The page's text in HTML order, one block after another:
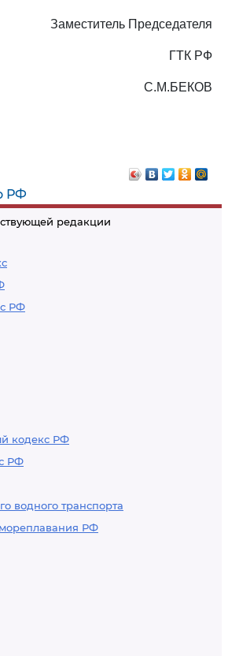
РФ
редакции
РФ
кодекс РФ
РФ
водного транспорта
мореплавания РФ
Заместитель Председателя
ГТК РФ
С.М.БЕКОВ